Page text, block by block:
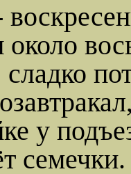
около
у